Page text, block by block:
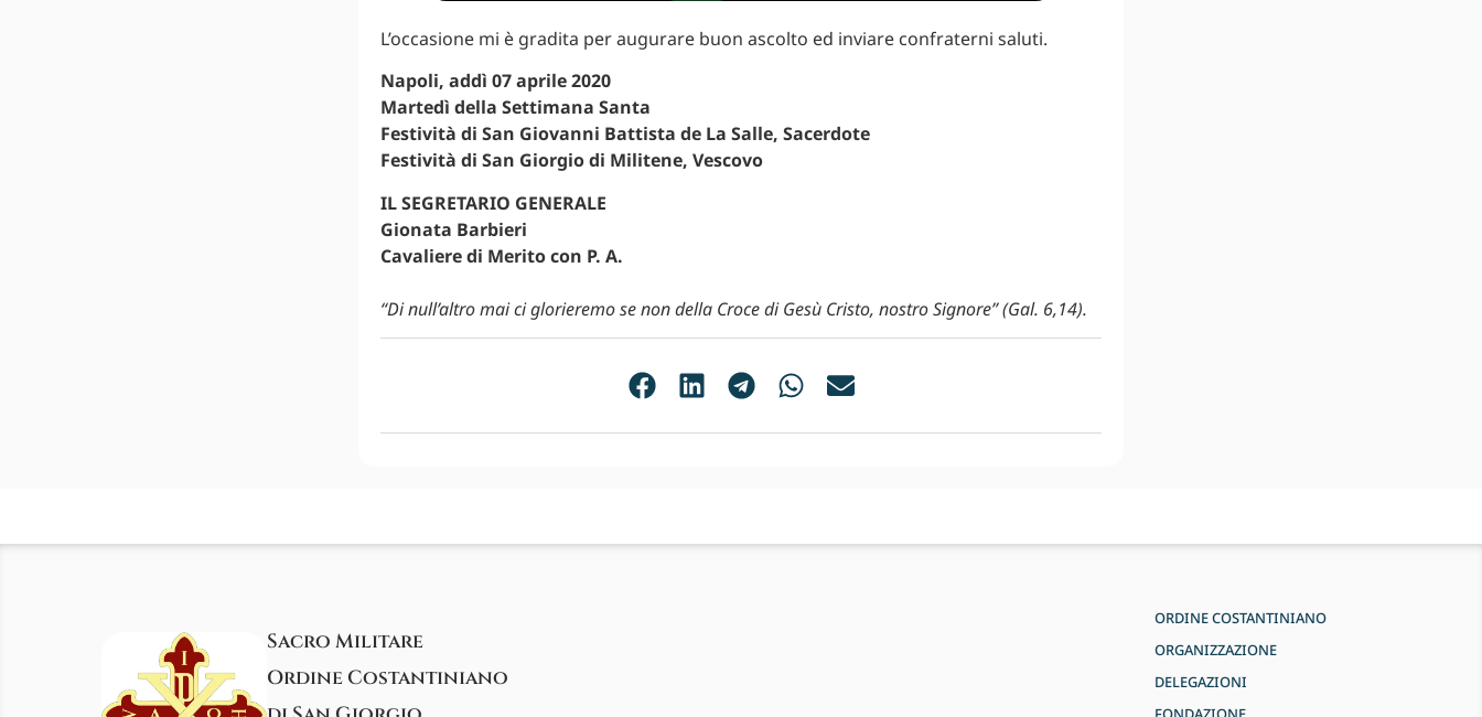
L’occasione mi è gradita per augurare buon ascolto ed inviare confraterni saluti.
Napoli, addì 07 aprile 2020
Martedì della Settimana Santa
Festività di San Giovanni Battista de La Salle, Sacerdote
Festività di San Giorgio di Militene, Vescovo
IL SEGRETARIO GENERALE
Gionata Barbieri
Cavaliere di Merito con P. A.
“Di null’altro mai ci glorieremo se non della Croce di Gesù Cristo, nostro Signore” (Gal. 6,14).
Sacro Militare
Ordine Costantiniano
ORDINE COSTANTINIANO
ORGANIZZAZIONE
DELEGAZIONI